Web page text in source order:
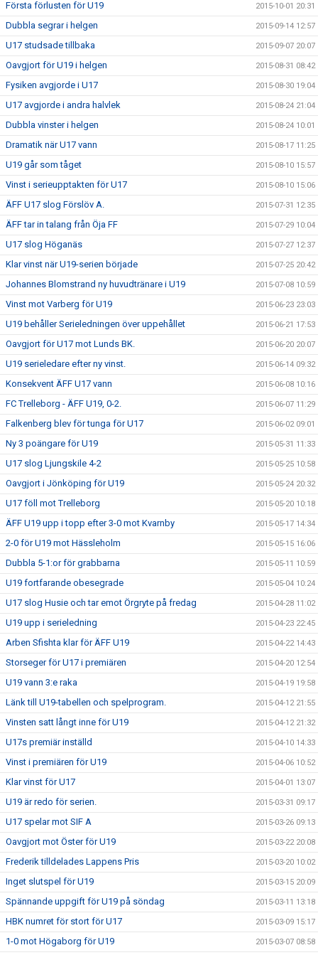
Första förlusten för U19 2015-10-01 20:31
Dubbla segrar i helgen 2015-09-14 12:57
U17 studsade tillbaka 2015-09-07 20:07
Oavgjort för U19 i helgen 2015-08-31 08:42
Fysiken avgjorde i U17 2015-08-30 19:04
U17 avgjorde i andra halvlek 2015-08-24 21:04
Dubbla vinster i helgen 2015-08-24 10:01
Dramatik när U17 vann 2015-08-17 11:25
U19 går som tåget 2015-08-10 15:57
Vinst i serieupptakten för U17 2015-08-10 15:06
ÄFF U17 slog Förslöv A. 2015-07-31 12:35
ÄFF tar in talang från Öja FF 2015-07-29 10:04
U17 slog Höganäs 2015-07-27 12:37
Klar vinst när U19-serien började 2015-07-25 20:42
Johannes Blomstrand ny huvudtränare i U19 2015-07-08 10:59
Vinst mot Varberg för U19 2015-06-23 23:03
U19 behåller Serieledningen över uppehållet 2015-06-21 17:53
Oavgjort för U17 mot Lunds BK. 2015-06-20 20:07
U19 serieledare efter ny vinst. 2015-06-14 09:32
Konsekvent ÄFF U17 vann 2015-06-08 10:16
FC Trelleborg - ÄFF U19, 0-2. 2015-06-07 11:29
Falkenberg blev för tunga för U17 2015-06-02 09:01
Ny 3 poängare för U19 2015-05-31 11:33
U17 slog Ljungskile 4-2 2015-05-25 10:58
Oavgjort i Jönköping för U19 2015-05-24 20:32
U17 föll mot Trelleborg 2015-05-20 10:18
ÄFF U19 upp i topp efter 3-0 mot Kvarnby 2015-05-17 14:34
2-0 för U19 mot Hässleholm 2015-05-15 16:06
Dubbla 5-1:or för grabbarna 2015-05-11 10:59
U19 fortfarande obesegrade 2015-05-04 10:24
U17 slog Husie och tar emot Örgryte på fredag 2015-04-28 11:02
U19 upp i serieledning 2015-04-23 22:45
Arben Sfishta klar för ÄFF U19 2015-04-22 14:43
Storseger för U17 i premiären 2015-04-20 12:54
U19 vann 3:e raka 2015-04-19 19:58
Länk till U19-tabellen och spelprogram. 2015-04-12 21:55
Vinsten satt långt inne för U19 2015-04-12 21:32
U17s premiär inställd 2015-04-10 14:33
Vinst i premiären för U19 2015-04-06 10:52
Klar vinst för U17 2015-04-01 13:07
U19 är redo för serien. 2015-03-31 09:17
U17 spelar mot SIF A 2015-03-26 09:13
Oavgjort mot Öster för U19 2015-03-22 20:08
Frederik tilldelades Lappens Pris 2015-03-20 10:02
Inget slutspel för U19 2015-03-15 20:09
Spännande uppgift för U19 på söndag 2015-03-11 13:18
HBK numret för stort för U17 2015-03-09 15:17
1-0 mot Högaborg för U19 2015-03-07 08:58